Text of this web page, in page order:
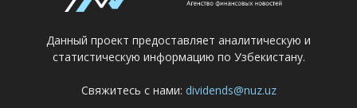
Данный проект предоставляет аналитическую и
статистическую информацию по Узбекистану.
Свяжитесь с нами: dividends@nuz.uz